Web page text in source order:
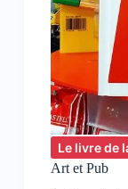
Le livre de
Art et Pub